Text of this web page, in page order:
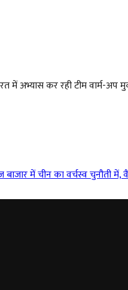
में अभ्यास कर रही टीम वार्म-अप
बाजार में चीन का वर्चस्व चुनौती